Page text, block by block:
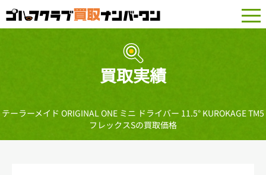
買取実績
テーラーメイド ORIGINAL ONE ミニ ドライバー 11.5° KUROKAGE TM5
フレックスSの買取価格